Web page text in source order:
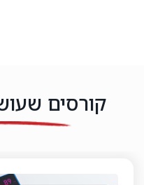
קורסים